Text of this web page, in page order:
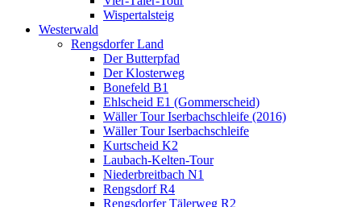
Wispertalsteig
Westerwald
Rengsdorfer Land
Der Butterpfad
Der Klosterweg
Bonefeld B1
Ehlscheid E1 (Gommerscheid)
Wäller Tour Iserbachschleife (2016)
Wäller Tour Iserbachschleife
Kurtscheid K2
Laubach-Kelten-Tour
Niederbreitbach N1
Rengsdorf R4
Rengsdorfer Tälerweg R2